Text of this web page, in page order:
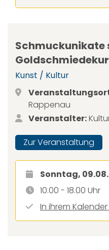
Schmuckunikate
Kunst / Kultur
Rappenau
Veranstalter:
Zur Veranstaltung
Sonntag,
10.00 - 18.00 Uhr
In ihrem